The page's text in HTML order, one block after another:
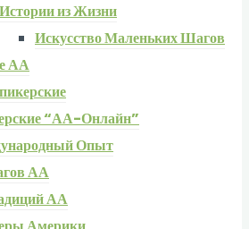
Истории из Жизни
Искусство Маленьких Шагов
АА
“АА-Онлайн”
Опыт
АА
АА